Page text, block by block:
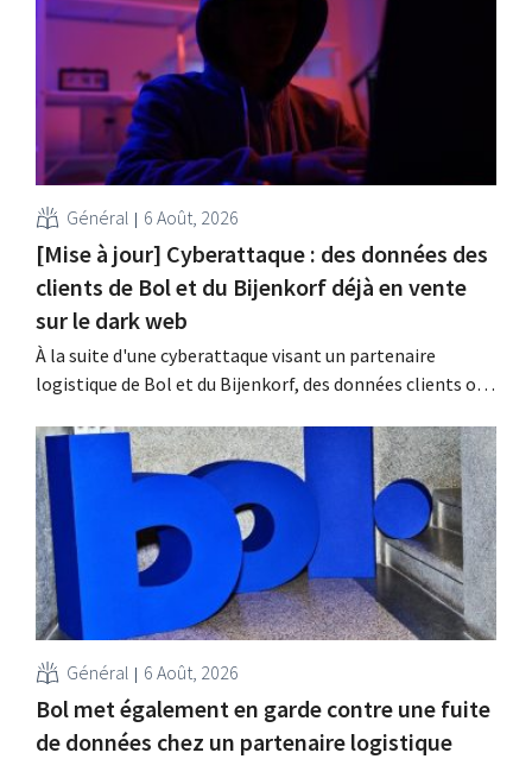
obstacle. Les conditions sont-elles équitables pour tous
Général 6 Août, 2026
[Mise à jour] Cyberattaque : des données des
clients de Bol et du Bijenkorf déjà en vente
sur le dark web
À la suite d'une cyberattaque visant un partenaire
logistique de Bol et du Bijenkorf, des données clients ont
vente sur le dark web. Les enseignes appellent leurs
clients à la vigilance face au hameçonnage.
Général 6 Août, 2026
Bol met également en garde contre une fuite
de données chez un partenaire logistique